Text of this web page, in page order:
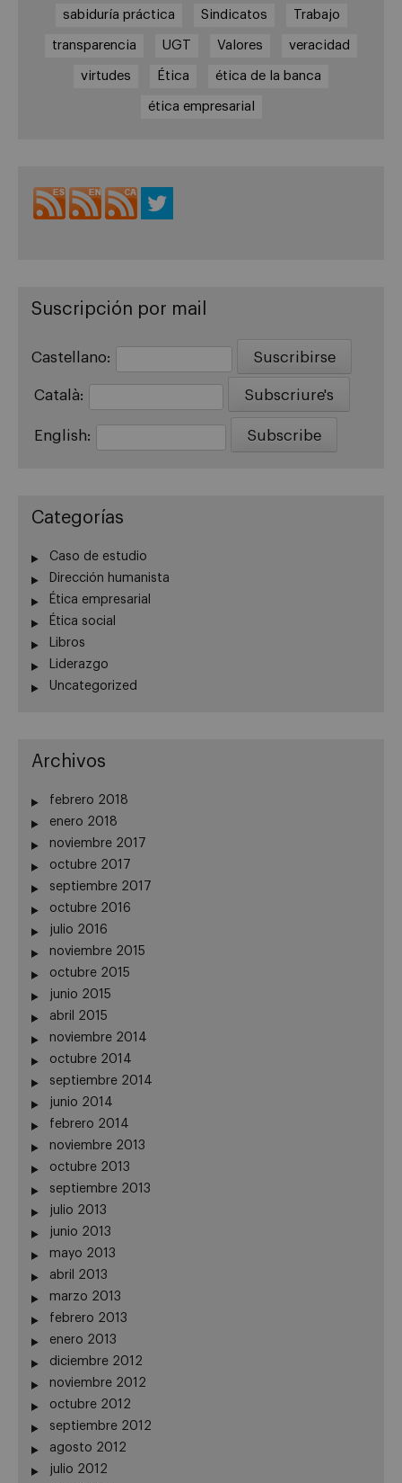
sabiduría práctica Sindicatos Trabajo
transparencia UGT Valores veracidad
virtudes Ética ética de la banca
ética empresarial
Suscripción por mail
Castellano:
Català:
English:
Categorías
Caso de estudio
Dirección humanista
Ética empresarial
Ética social
Libros
Liderazgo
Uncategorized
Archivos
febrero 2018
enero 2018
noviembre 2017
octubre 2017
septiembre 2017
octubre 2016
julio 2016
noviembre 2015
octubre 2015
junio 2015
abril 2015
noviembre 2014
octubre 2014
septiembre 2014
junio 2014
febrero 2014
noviembre 2013
octubre 2013
septiembre 2013
julio 2013
junio 2013
mayo 2013
abril 2013
marzo 2013
febrero 2013
enero 2013
diciembre 2012
noviembre 2012
octubre 2012
septiembre 2012
agosto 2012
julio 2012